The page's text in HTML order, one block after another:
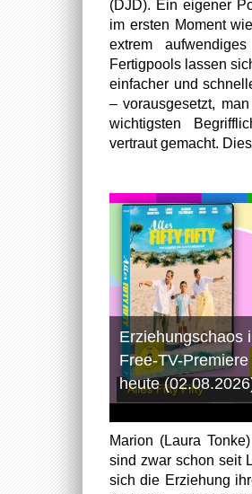
(DJD). Ein eigener
im ersten Moment
extrem
Fertigpools lassen
einfacher und
– vorausgesetzt,
wichtigsten
vertraut gemacht.
Erziehungschaos
Free-TV-Premiere
heute
Marion (Laura
sind zwar schon seit
sich die Erziehung